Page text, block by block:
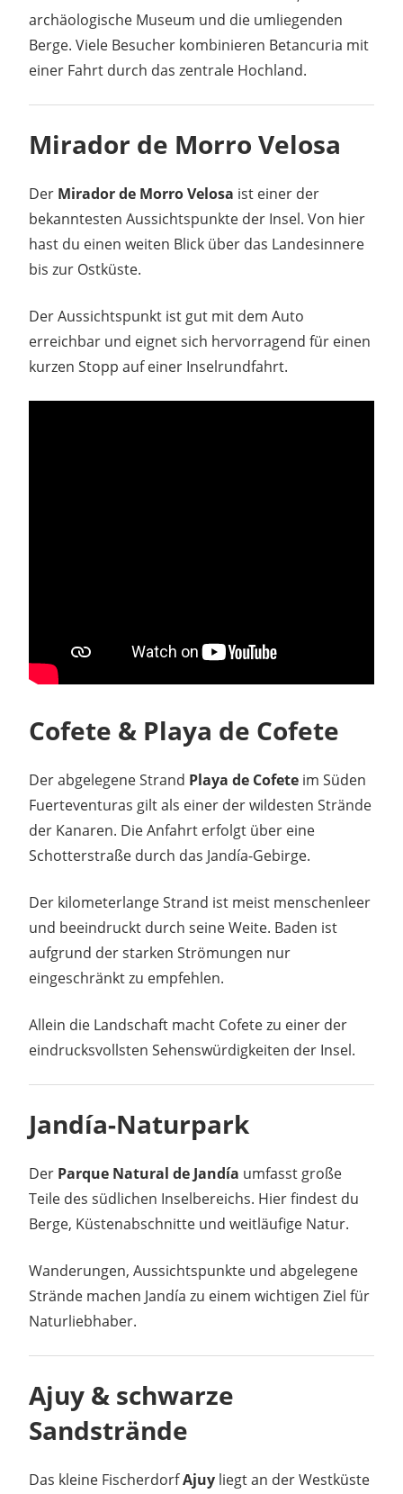
archäologische Museum und die umliegenden
Berge. Viele Besucher kombinieren Betancuria mit
einer Fahrt durch das zentrale Hochland.
Mirador de Morro Velosa
Der Mirador de Morro Velosa ist einer der
bekanntesten Aussichtspunkte der Insel. Von hier
hast du einen weiten Blick über das Landesinnere
bis zur Ostküste.
Der Aussichtspunkt ist gut mit dem Auto
erreichbar und eignet sich hervorragend für einen
kurzen Stopp auf einer Inselrundfahrt.
Cofete & Playa de Cofete
Der abgelegene Strand Playa de Cofete im Süden
Fuerteventuras gilt als einer der wildesten Strände
der Kanaren. Die Anfahrt erfolgt über eine
Schotterstraße durch das Jandía-Gebirge.
Der kilometerlange Strand ist meist menschenleer
und beeindruckt durch seine Weite. Baden ist
aufgrund der starken Strömungen nur
eingeschränkt zu empfehlen.
Allein die Landschaft macht Cofete zu einer der
eindrucksvollsten Sehenswürdigkeiten der Insel.
Jandía-Naturpark
Der Parque Natural de Jandía umfasst große
Teile des südlichen Inselbereichs. Hier findest du
Berge, Küstenabschnitte und weitläufige Natur.
Wanderungen, Aussichtspunkte und abgelegene
Strände machen Jandía zu einem wichtigen Ziel für
Naturliebhaber.
Ajuy & schwarze
Sandstrände
Das kleine FischerdorfAjuy liegt an der Westküste